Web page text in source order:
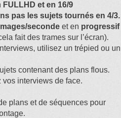
FULLHD et en 16/9
pas les sujets tournés en 4/3.
seconde et en progressif
fait des trames sur l’écran).
utilisez un trépied ou un
contenant des plans flous.
vos interviews de face.
plans et de séquences pour